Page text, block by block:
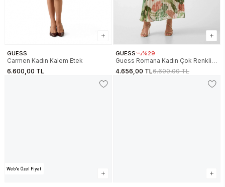
GUESS
Carmen Kadın Kalem Etek
6.600,00 TL
GUESS %29
Guess Romana Kadın Çok Renkli
Etek W5GD66WH9Z2-PMIE
4.656,00 TL6.600,00 TL
Web'e Özel Fiyat